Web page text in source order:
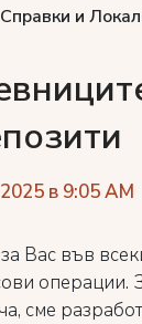
Справки и
в 9:05 AM
Вас във
операции.
сме